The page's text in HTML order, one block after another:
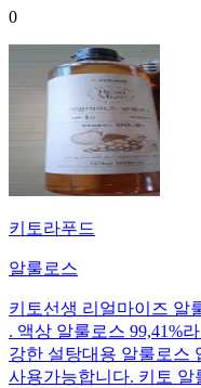
0
키토라푸드
알룰로스
키토선생 리얼마이즈 알
. 액상 알룰로스 99,41%
강한 설탕대용 알룰로스
사용가능합니다. 키토 알